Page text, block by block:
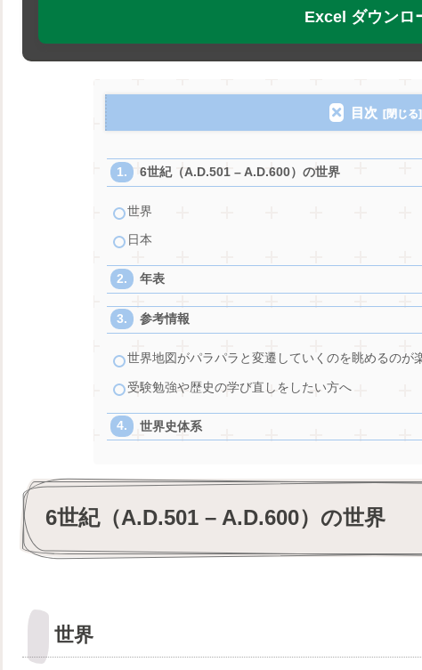
Excel ダウンロ
目次
6世紀（A.D.501 – A.D.600）の世界
世界
日本
年表
参考情報
世界地図がパラパラと変遷していくのを眺めるのが
受験勉強や歴史の学び直しをしたい方へ
世界史体系
6世紀（A.D.501 – A.D.600）の世界
世界